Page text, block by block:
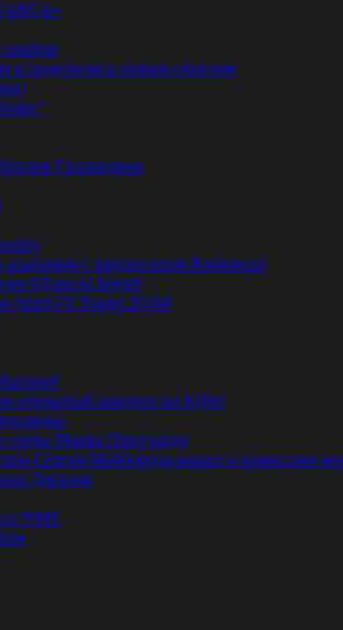
альбом
и поделились новым синглом
Галлахером
с продюсером Radiohead
#Дэвида Боуи#
Spirit Of Tengri 2016#
открытый концерт на Кубе!
трека Марка Притчарда
Сергея Майборода вошел в комиссию
Джоном
NME